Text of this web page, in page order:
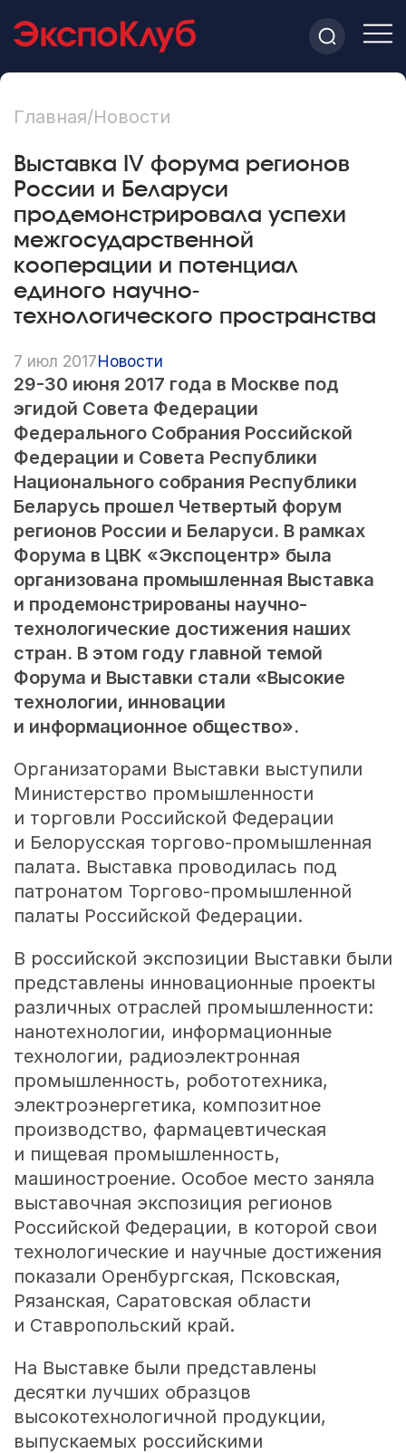
Главная/Новости
Выставка IV форума регионов
России и Беларуси
продемонстрировала успехи
межгосударственной
кооперации и потенциал
единого научно-
технологического пространства
7 июл 2017Новости
29-30 июня 2017 года в Москве под
эгидой Совета Федерации
Федерального Собрания Российской
Федерации и Совета Республики
Национального собрания Республики
Беларусь прошел Четвертый форум
регионов России и Беларуси. В рамках
Форума в ЦВК «Экспоцентр» была
организована промышленная Выставка
и продемонстрированы научно-
технологические достижения наших
стран. В этом году главной темой
Форума и Выставки стали «Высокие
технологии, инновации
и информационное общество».
Организаторами Выставки выступили
Министерство промышленности
и торговли Российской Федерации
и Белорусская торгово-промышленная
палата. Выставка проводилась под
патронатом Торгово-промышленной
палаты Российской Федерации.
В российской экспозиции Выставки были
представлены инновационные проекты
различных отраслей промышленности:
нанотехнологии, информационные
технологии, радиоэлектронная
промышленность, робототехника,
электроэнергетика, композитное
производство, фармацевтическая
и пищевая промышленность,
машиностроение. Особое место заняла
выставочная экспозиция регионов
Российской Федерации, в которой свои
технологические и научные достижения
показали Оренбургская, Псковская,
Рязанская, Саратовская области
и Ставропольский край.
На Выставке были представлены
десятки лучших образцов
высокотехнологичной продукции,
выпускаемых российскими